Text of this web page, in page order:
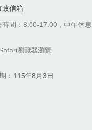
政信箱
時間：8:00-17:00，中午休息
瀏覽器瀏覽
115年8月3日